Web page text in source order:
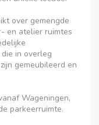
over gemengde
en atelier ruimtes
in overleg
gemeubileerd en
Wageningen,
parkeerruimte.